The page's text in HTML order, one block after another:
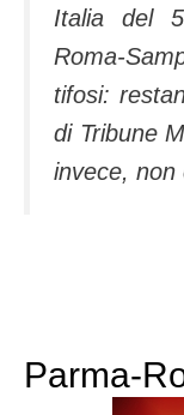
Italia del
Roma-
tifosi:
di Tribune
invece, non
Parma-